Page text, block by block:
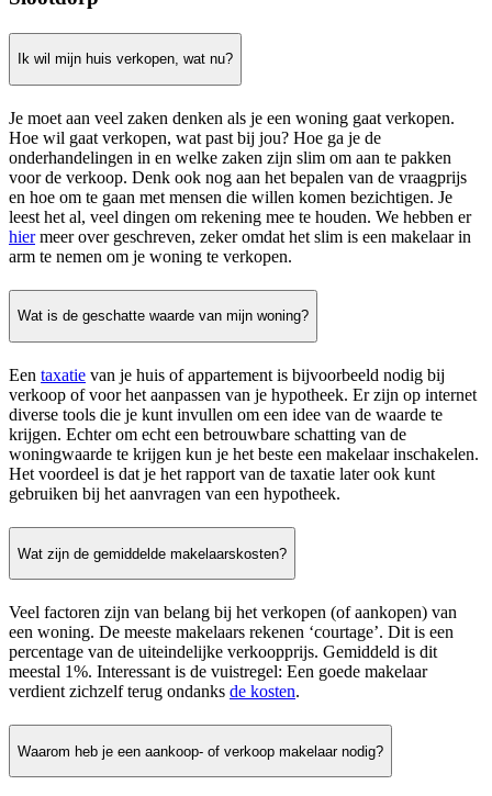
Ik wil mijn huis verkopen, wat nu?
Je moet aan veel zaken denken als je een woning gaat verkopen.
Hoe wil gaat verkopen, wat past bij jou? Hoe ga je de
onderhandelingen in en welke zaken zijn slim om aan te pakken
voor de verkoop. Denk ook nog aan het bepalen van de vraagprijs
en hoe om te gaan met mensen die willen komen bezichtigen. Je
leest het al, veel dingen om rekening mee te houden. We hebben er
hiermeer over geschreven, zeker omdat het slim is een makelaar in
arm te nemen om je woning te verkopen.
Wat is de geschatte waarde van mijn woning?
Een taxatie van je huis of appartement is bijvoorbeeld nodig bij
verkoop of voor het aanpassen van je hypotheek. Er zijn op internet
diverse tools die je kunt invullen om een idee van de waarde te
krijgen. Echter om echt een betrouwbare schatting van de
woningwaarde te krijgen kun je het beste een makelaar inschakelen.
Het voordeel is dat je het rapport van de taxatie later ook kunt
gebruiken bij het aanvragen van een hypotheek.
Wat zijn de gemiddelde makelaarskosten?
Veel factoren zijn van belang bij het verkopen (of aankopen) van
een woning. De meeste makelaars rekenen ‘courtage’. Dit is een
percentage van de uiteindelijke verkoopprijs. Gemiddeld is dit
meestal 1%. Interessant is de vuistregel: Een goede makelaar
verdient zichzelf terug ondanks de kosten.
Waarom heb je een aankoop- of verkoop makelaar nodig?